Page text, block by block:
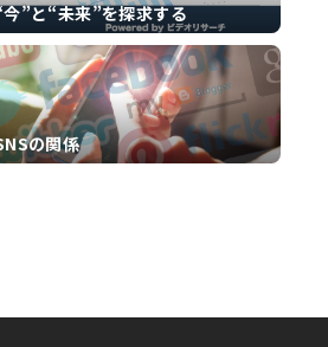
”と“未来”を探求する
の関係